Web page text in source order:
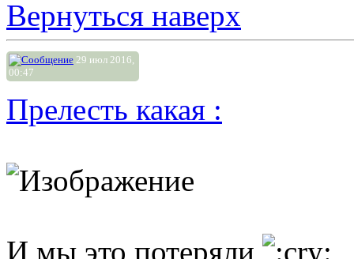
Вернуться наверх
29 июл 2016,
00:47
Прелесть какая :
И мы это потеряли